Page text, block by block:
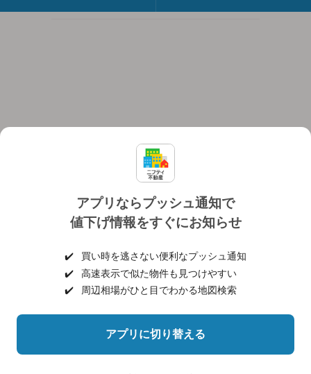
アプリならプッシュ通知で
値下げ情報をすぐにお知らせ
✔️
買い時を逃さない便利なプッシュ通知
✔️
高速表示で似た物件も見つけやすい
✔️
周辺相場がひと目でわかる地図検索
アプリに切り替える
個人情報保護ポリシー 利用規約
ヘルプ・お問い合わせ 採用情報
©NIFTY Lifestyle Co., Ltd.